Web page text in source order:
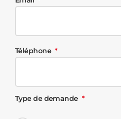
Téléphone
Type de demande